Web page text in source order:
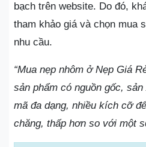
bạch trên website. Do đó,
tham khảo giá và chọn mua
nhu cầu.
“Mua nẹp nhôm ở Nẹp Giá
sản phẩm có nguồn gốc,
mã đa dạng, nhiều kích cỡ
chăng, thấp hơn so với một